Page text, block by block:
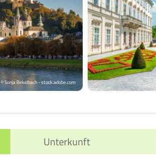
© Sonja Birkelbach - stock.adobe.com
Unterkunft